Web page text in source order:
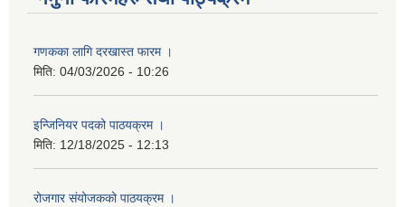
गणकका लागि दरखास्त फारम ।
मिति: 04/03/2026 - 10:26
इन्जिनियर पदको पाठयक्रम ।
मिति: 12/18/2025 - 12:13
रोजगार संयोजकको पाठयक्रम ।